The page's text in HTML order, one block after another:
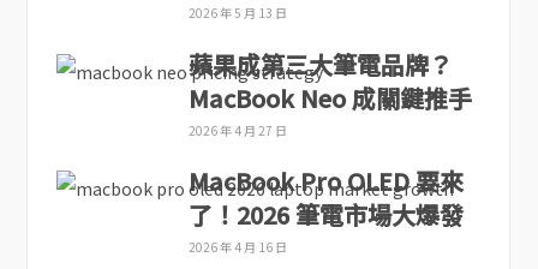
2026 年 5 月 13 日
蘋果成第三大筆電品牌？
MacBook Neo 成關鍵推手
2026 年 4 月 27 日
MacBook Pro OLED 要來
了！2026 筆電市場大爆發
2026 年 4 月 16 日